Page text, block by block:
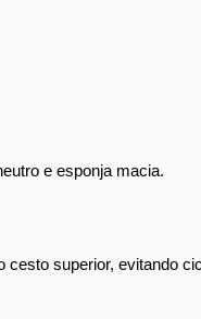
e esponja macia.
cesto superior, evitando